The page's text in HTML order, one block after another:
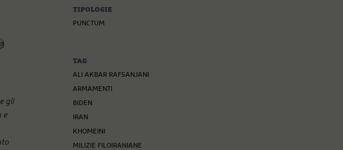
gli
e
TIPOLOGIE
PUNCTUM
TAG
ALI AKBAR RAFSANJANI
ARMAMENTI
BIDEN
IRAN
KHOMEINI
MILIZIE FILOIRANIANE